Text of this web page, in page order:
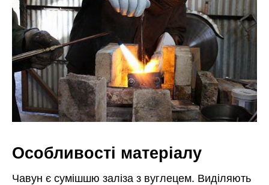
Особливості матеріалу
Чавун є сумішшю заліза з вуглецем. Виділяють